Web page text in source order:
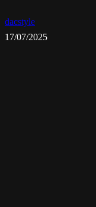
dacstyle
17/07/2025